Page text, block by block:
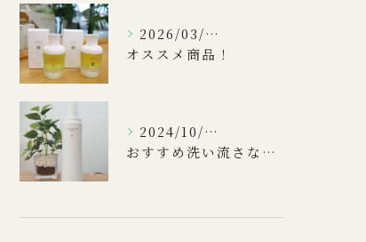
2026/03/17
オススメ商品！
2024/10/16
おすすめ洗い流さないトリートメント